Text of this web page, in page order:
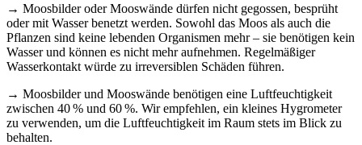
→ Moosbilder oder Mooswände dürfen nicht gegossen, besprüht
oder mit Wasser benetzt werden. Sowohl das Moos als auch die
Pflanzen sind keine lebenden Organismen mehr – sie benötigen kein
Wasser und können es nicht mehr aufnehmen. Regelmäßiger
Wasserkontakt würde zu irreversiblen Schäden führen.
→ Moosbilder und Mooswände benötigen eine Luftfeuchtigkeit
zwischen 40 % und 60 %. Wir empfehlen, ein kleines Hygrometer
zu verwenden, um die Luftfeuchtigkeit im Raum stets im Blick zu
behalten.